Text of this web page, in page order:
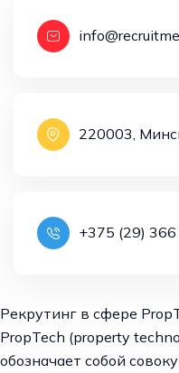
220003,
+375 (29)
Рекрутинг в сфере
PropTech (property
обозначает собой